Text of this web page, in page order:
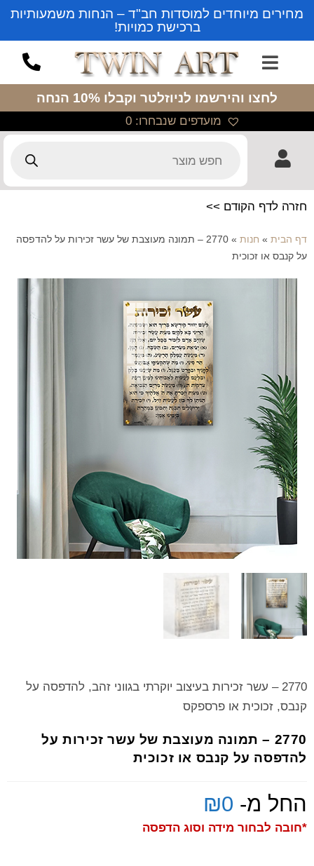
מחירים מיוחדים למוסדות חב"ד – הנחות משמעותיות
ברכישת כמויות!
לחצו והירשמו לניוזלטר וקבלו 10% הנחה
מועדפים שנבחרו: 0
חזרה לדף הקודם >>
דף הבית » חנות »
2770 – תמונה מעוצבת של עשר זכירות על להדפסה
על קנבס או זכוכית
2770 – עשר זכירות בעיצוב יוקרתי בגווני זהב, להדפסה על
קנבס, זכוכית או פרספקס
2770 – תמונה מעוצבת של עשר זכירות על
להדפסה על קנבס או זכוכית
החל מ- ₪0
*חובה לבחור מידה וסוג הדפסה